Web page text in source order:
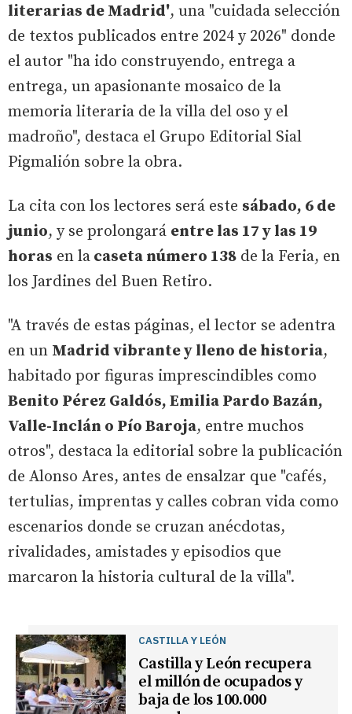
literarias de Madrid', una "cuidada selección
de textos publicados entre 2024 y 2026" donde
el autor "ha ido construyendo, entrega a
entrega, un apasionante mosaico de la
memoria literaria de la villa del oso y el
madroño", destaca el Grupo Editorial Sial
Pigmalión sobre la obra.
La cita con los lectores será este sábado, 6 de
junio, y se prolongará entre las 17 y las 19
horas en la caseta número 138 de la Feria, en
los Jardines del Buen Retiro.
"A través de estas páginas, el lector se adentra
en un Madrid vibrante y lleno de historia,
habitado por figuras imprescindibles como
Benito Pérez Galdós, Emilia Pardo Bazán,
Valle-Inclán o Pío Baroja, entre muchos
otros", destaca la editorial sobre la publicación
de Alonso Ares, antes de ensalzar que "cafés,
tertulias, imprentas y calles cobran vida como
escenarios donde se cruzan anécdotas,
rivalidades, amistades y episodios que
marcaron la historia cultural de la villa".
CASTILLA Y LEÓN
Castilla y León recupera
el millón de ocupados y
baja de los 100.000